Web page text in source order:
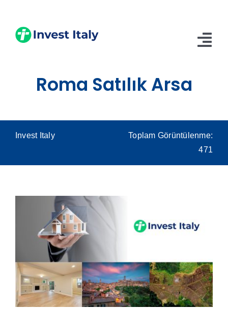
content
Anasayfa
Hizmetler
Roma Satılık Arsa
Invest Italy
Toplam Görüntülenme:
471